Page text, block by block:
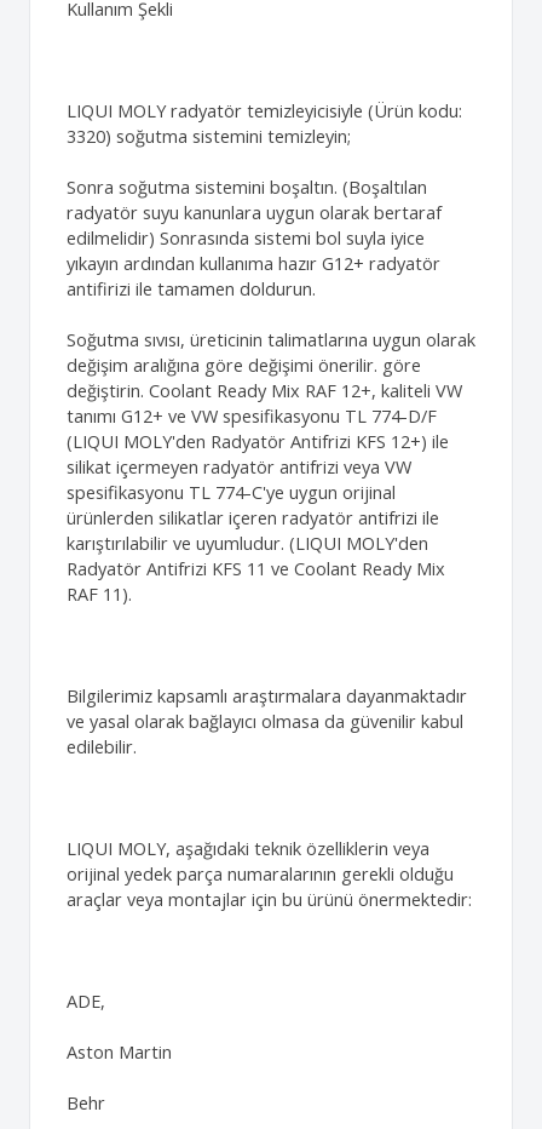
Kullanım Şekli
LIQUI MOLY radyatör temizleyicisiyle (Ürün kodu:
3320) soğutma sistemini temizleyin;
Sonra soğutma sistemini boşaltın. (Boşaltılan
radyatör suyu kanunlara uygun olarak bertaraf
edilmelidir) Sonrasında sistemi bol suyla iyice
yıkayın ardından kullanıma hazır G12+ radyatör
antifirizi ile tamamen doldurun.
Soğutma sıvısı, üreticinin talimatlarına uygun olarak
değişim aralığına göre değişimi önerilir. göre
değiştirin. Coolant Ready Mix RAF 12+, kaliteli VW
tanımı G12+ ve VW spesifikasyonu TL 774-D/F
(LIQUI MOLY'den Radyatör Antifrizi KFS 12+) ile
silikat içermeyen radyatör antifrizi veya VW
spesifikasyonu TL 774-C'ye uygun orijinal
ürünlerden silikatlar içeren radyatör antifrizi ile
karıştırılabilir ve uyumludur. (LIQUI MOLY'den
Radyatör Antifrizi KFS 11 ve Coolant Ready Mix
RAF 11).
Bilgilerimiz kapsamlı araştırmalara dayanmaktadır
ve yasal olarak bağlayıcı olmasa da güvenilir kabul
edilebilir.
LIQUI MOLY, aşağıdaki teknik özelliklerin veya
orijinal yedek parça numaralarının gerekli olduğu
araçlar veya montajlar için bu ürünü önermektedir:
ADE,
Aston Martin
Behr